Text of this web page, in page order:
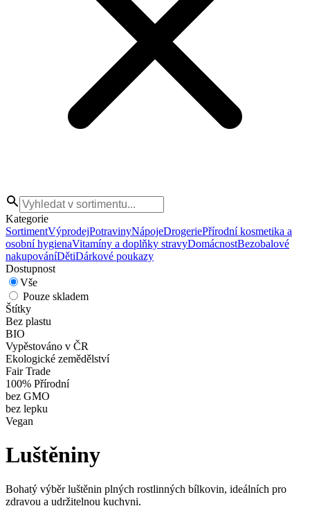
Kategorie
SortimentVýprodejPotravinyNápojeDrogeriePřírodní kosmetika a
osobní hygienaVitamíny a doplňky stravyDomácnostBezobalové
nakupováníDětiDárkové poukazy
Dostupnost
Vše
Pouze skladem
Štítky
Bez plastu
BIO
Vypěstováno v ČR
Ekologické zemědělství
Fair Trade
100% Přírodní
bez GMO
bez lepku
Vegan
Luštěniny
Bohatý výběr luštěnin plných rostlinných bílkovin, ideálních pro
zdravou a udržitelnou kuchyni.